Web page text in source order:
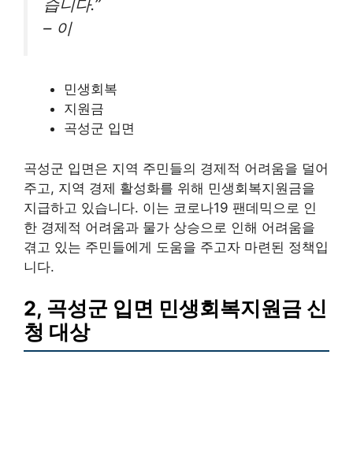
습니다.”
– 이
민생회복
지원금
곡성군 입면
곡성군 입면은 지역 주민들의 경제적 어려움을 덜어
주고, 지역 경제 활성화를 위해 민생회복지원금을
지급하고 있습니다. 이는 코로나19 팬데믹으로 인
한 경제적 어려움과 물가 상승으로 인해 어려움을
겪고 있는 주민들에게 도움을 주고자 마련된 정책입
니다.
2, 곡성군 입면 민생회복지원금 신
청 대상